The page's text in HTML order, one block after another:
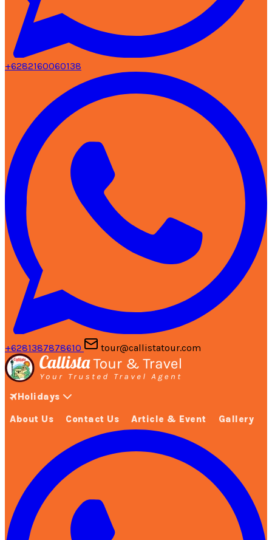
+6282160060138
+6281387878610 tour@callistatour.com
Holidays
About Us Contact Us Article & Event Gallery